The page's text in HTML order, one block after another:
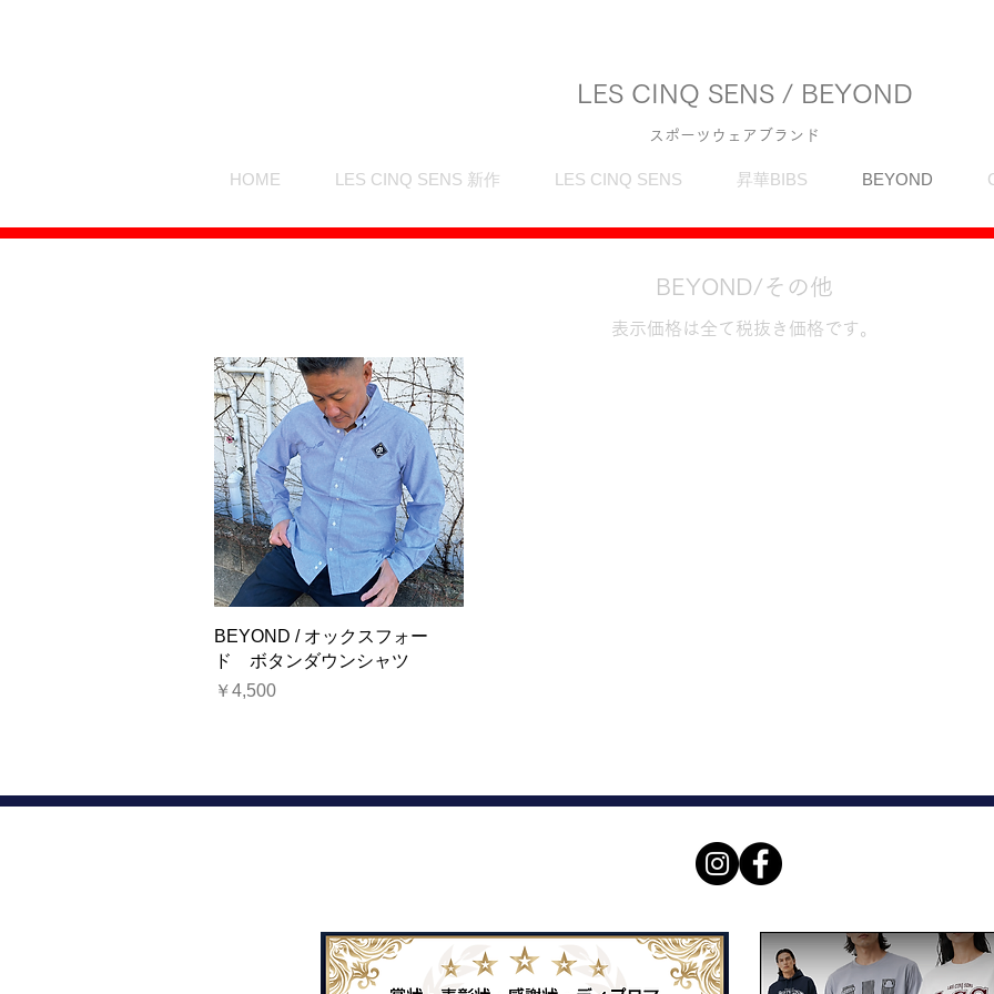
LES CINQ SENS / BEYOND
スポーツウェアブランド
HOME LES CINQ SENS 新作 LES CINQ SENS 昇華BIBS BEYOND
BEYOND/その他
表示価格は全て税抜き価格です。
クイックビュー
BEYOND / オックスフォー
ド ボタンダウンシャツ
価格
￥4,500